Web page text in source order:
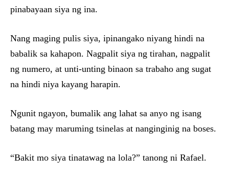
pinabayaan siya ng ina.
Nang maging pulis siya, ipinangako niyang hindi na
babalik sa kahapon. Nagpalit siya ng tirahan, nagpalit
ng numero, at unti-unting binaon sa trabaho ang sugat
na hindi niya kayang harapin.
Ngunit ngayon, bumalik ang lahat sa anyo ng isang
batang may maruming tsinelas at nanginginig na boses.
“Bakit mo siya tinatawag na lola?” tanong ni Rafael.